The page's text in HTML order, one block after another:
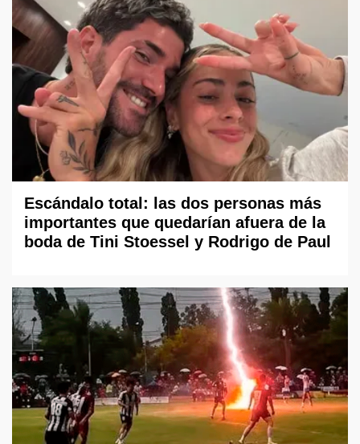
Escándalo total: las dos personas más
importantes que quedarían afuera de la
boda de Tini Stoessel y Rodrigo de Paul